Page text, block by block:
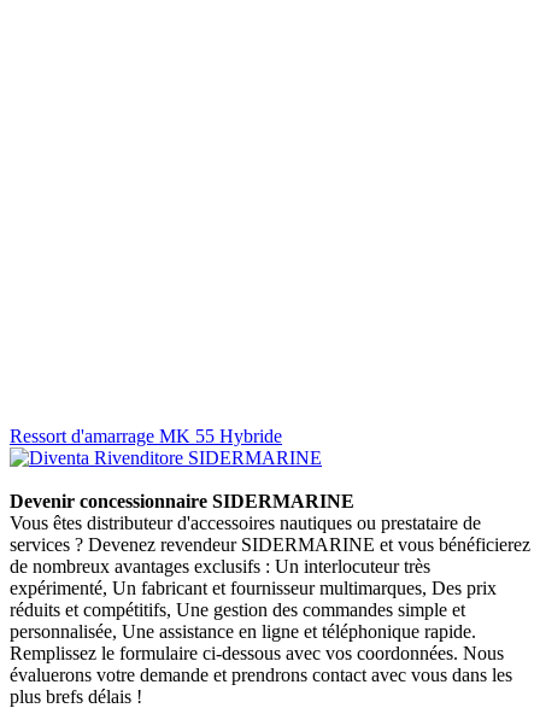
Ressort d'amarrage MK 55 Hybride
Devenir concessionnaire SIDERMARINE
Vous êtes distributeur d'accessoires nautiques ou prestataire de
services ? Devenez revendeur SIDERMARINE et vous bénéficierez
de nombreux avantages exclusifs : Un interlocuteur très
expérimenté, Un fabricant et fournisseur multimarques, Des prix
réduits et compétitifs, Une gestion des commandes simple et
personnalisée, Une assistance en ligne et téléphonique rapide.
Remplissez le formulaire ci-dessous avec vos coordonnées. Nous
évaluerons votre demande et prendrons contact avec vous dans les
plus brefs délais !